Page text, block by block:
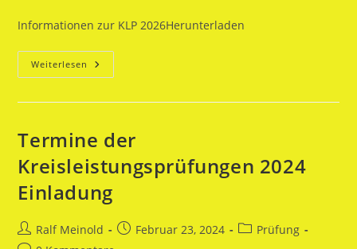
Informationen zur KLP 2026Herunterladen
Weiterlesen Termine
Der
Termine der
Kreisleistungsprüfungen 2024
Einladung
Beitrags-
Autor:
Ralf Meinold
BeitragFebruar 23, 2024
Beitrags-
Prüfung